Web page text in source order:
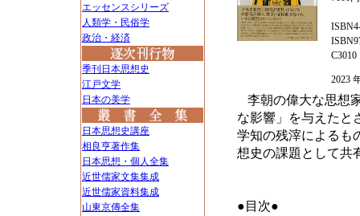
エッセンスシリーズ
人類学・民俗学
政治・経済
季刊日本思想史
江戸文学
日本の美学
日本思想史講座
相良亨著作集
日本思想・個人全集
近世儒家文集集成
近世儒家資料集成
山東京傳全集
C3010
2023
李朝の偉大な思想
な影響」を与えたと
学知の残滓によるも
想史の課題として共
●目次●